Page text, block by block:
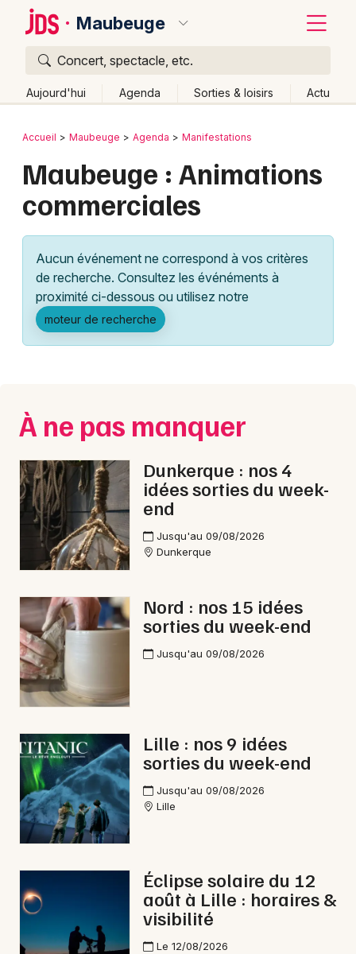
Maubeuge
Concert, spectacle, etc.
Aujourd'hui Agenda Sorties & loisirs Actu
Publier un événement
Grands événements
Activité & Expérience
Manifestations
Foires & salons
Concerts
Sports
Soirées
Sorties famille
Sorties & loisirs
Animations commerciales dans le Nord
Animations commerciales en Nord-Pas-de-
Animations commerciales dans les Hauts-de-
France
Newsletter des sorties
Artistes en tournée
Actus à Maubeuge
Bordeaux
Colmar
Lille
Lyon
Marseille
Mulhouse
Nice
Paris
Strasbourg
Toulouse
Toutes les villes
Retour
Accueil Maubeuge Agenda Manifestations
Maubeuge : Animations
commerciales
Aucun événement ne correspond à vos critères
de recherche. Consultez les événéments à
proximité ci-dessous ou utilisez notre
moteur de recherche
À ne pas manquer
Dunkerque : nos 4
idées sorties du week-
end
Jusqu'au 09/08/2026
Dunkerque
Nord : nos 15 idées
sorties du week-end
Jusqu'au 09/08/2026
Lille : nos 9 idées
sorties du week-end
Jusqu'au 09/08/2026
Lille
Éclipse solaire du 12
août à Lille : horaires &
visibilité
Le 12/08/2026
Quoi ?
Où ?
Nord-Pas-de-Calais
Partout
Près de moi
Changer de lieu
Aujourd'hui
Demain Ce week-end Autre